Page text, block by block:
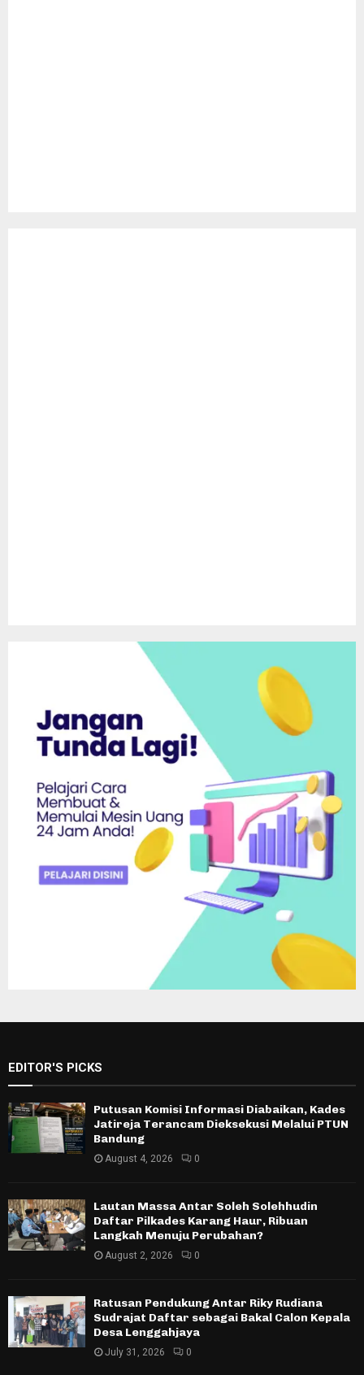
EDITOR'S PICKS
Putusan Komisi Informasi Diabaikan, Kades
Jatireja Terancam Dieksekusi Melalui PTUN
Bandung
August 4, 2026 0
Lautan Massa Antar Soleh Solehhudin
Daftar Pilkades Karang Haur, Ribuan
Langkah Menuju Perubahan?
August 2, 2026 0
Ratusan Pendukung Antar Riky Rudiana
Sudrajat Daftar sebagai Bakal Calon Kepala
Desa Lenggahjaya
July 31, 2026 0